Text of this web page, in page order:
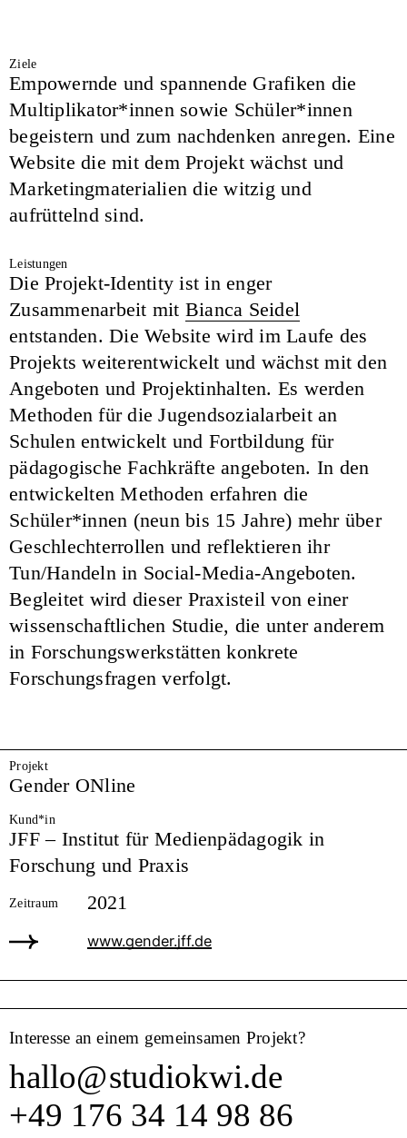
Ziele
Empowernde und spannende Grafiken die
Multiplikator*innen sowie Schüler*innen
begeistern und zum nachdenken anregen. Eine
Website die mit dem Projekt wächst und
Marketingmaterialien die witzig und
aufrüttelnd sind.
Leistungen
Die Projekt-Identity ist in enger
Zusammenarbeit mit Bianca Seidel
entstanden. Die Website wird im Laufe des
Projekts weiterentwickelt und wächst mit den
Angeboten und Projektinhalten. Es werden
Methoden für die Jugendsozialarbeit an
Schulen entwickelt und Fortbildung für
pädagogische Fachkräfte angeboten. In den
entwickelten Methoden erfahren die
Schüler*innen (neun bis 15 Jahre) mehr über
Geschlechterrollen und reflektieren ihr
Tun/Handeln in Social-Media-Angeboten.
Begleitet wird dieser Praxisteil von einer
wissenschaftlichen Studie, die unter anderem
in Forschungswerkstätten konkrete
Forschungsfragen verfolgt.
Projekt
Gender ONline
Kund*in
JFF – Institut für Medienpädagogik in
Forschung und Praxis
Zeitraum 2021
www.gender.jff.de
Interesse an einem gemeinsamen Projekt?
hallo@studiokwi.de
+49 176 34 14 98 86